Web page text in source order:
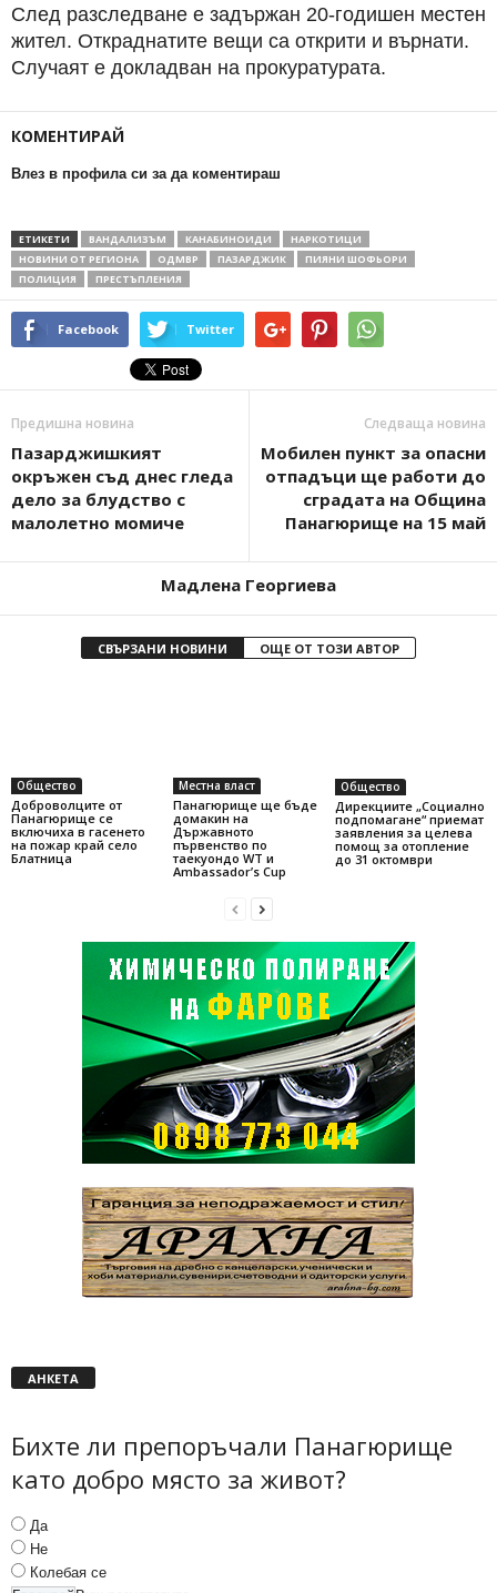
След разследване е задържан 20-годишен местен
жител. Откраднатите вещи са открити и върнати.
Случаят е докладван на прокуратурата.
КОМЕНТИРАЙ
Влез в профила си за да коментираш
ЕТИКЕТИ ВАНДАЛИЗЪМ КАНАБИНОИДИ
НАРКОТИЦИ
НОВИНИ ОТ РЕГИОНА
ОДМВР ПАЗАРДЖИК
ПИЯНИ ШОФЬОРИ
ПОЛИЦИЯ
ПРЕСТЪПЛЕНИЯ
Facebook Twitter
Предишна новина
Пазарджишкият
окръжен съд днес гледа
дело за блудство с
малолетно момиче
Следваща новина
Мобилен пункт за опасни
отпадъци ще работи до
сградата на Община
Панагюрище на 15 май
Мадлена Георгиева
СВЪРЗАНИ НОВИНИ ОЩЕ ОТ ТОЗИ АВТОР
Общество
Доброволците от
Панагюрище се
включиха в гасенето
на пожар край село
Блатница
Местна власт
Панагюрище ще бъде
домакин на
Държавното
първенство по
таекуондо WT и
Ambassador’s Cup
Общество
Дирекциите „Социално
подпомагане“ приемат
заявления за целева
помощ за отопление
до 31 октомври
АНКЕТА
Бихте ли препоръчали Панагюрище
като добро място за живот?
Да
Не
Колебая се